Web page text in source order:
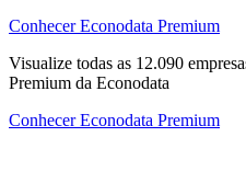
Conhecer Econodata Premium
Visualize todas as 12.090
Premium da Econodata
Conhecer Econodata Premium